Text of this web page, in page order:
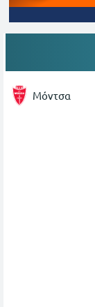
Μόντσα